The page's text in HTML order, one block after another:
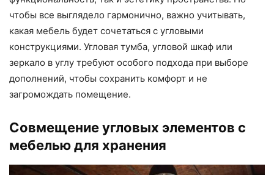
чтобы все выглядело гармонично, важно учитывать,
какая мебель будет сочетаться с угловыми
конструкциями. Угловая тумба, угловой шкаф или
зеркало в углу требуют особого подхода при выборе
дополнений, чтобы сохранить комфорт и не
загромождать помещение.
Совмещение угловых элементов с
мебелью для хранения